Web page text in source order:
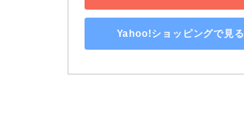
Yahoo!ショッピングで見る